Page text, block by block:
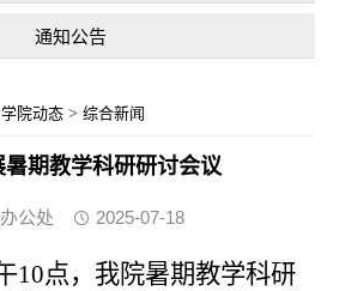
通知公告
学院动态 > 综合新闻
期教学科研研讨会议
公处 2025-07-18
10点， 我院暑期教学科研